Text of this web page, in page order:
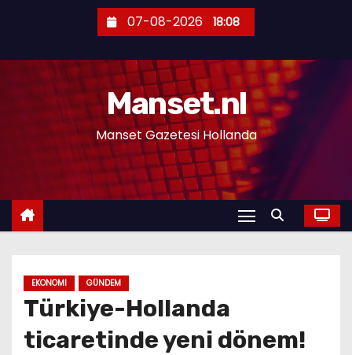
e
07-08-2026 18:08
Manset.nl
Manset Gazetesi Hollanda
EKONOMI GÜNDEM
Türkiye-Hollanda
ticaretinde yeni dönem!